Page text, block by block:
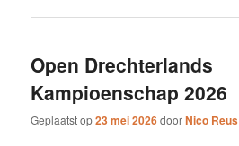
Open Drechterlands
Kampioenschap 2026
Geplaatst op23 mei 2026doorNico Reus